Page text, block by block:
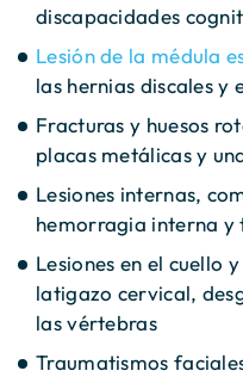
discapacidades
Lesión de la médula
las hernias discales y
Fracturas y huesos
placas metálicas y
Lesiones internas,
hemorragia interna
Lesiones en el cuello
latigazo cervical,
las vértebras
Traumatismos